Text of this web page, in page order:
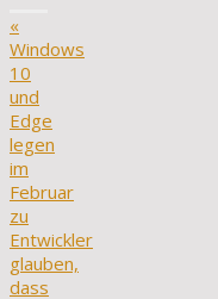
«
Windows
10
und
Edge
legen
im
Februar
zu
Entwickler
glauben,
dass